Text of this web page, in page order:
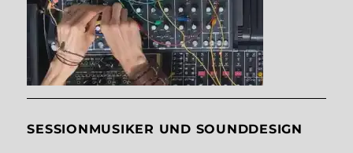
SESSIONMUSIKER UND SOUNDDESIGN